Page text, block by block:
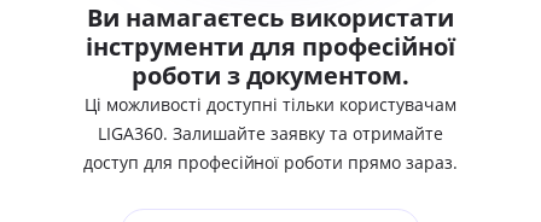
Ви намагаєтесь використати
інструменти для професійної
роботи з документом.
Ці можливості доступні тільки користувачам
LIGA360. Залишайте заявку та отримайте
доступ для професійної роботи прямо зараз.